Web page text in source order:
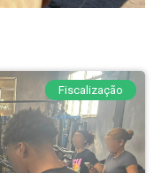
Fiscalização